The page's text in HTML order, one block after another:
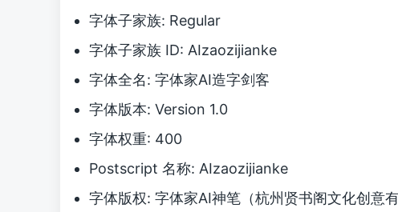
字体子家族: Regular
字体子家族 ID: AIzaozijianke
字体全名: 字体家AI造字剑客
字体版本: Version 1.0
字体权重: 400
Postscript 名称: AIzaozijianke
字体版权: 字体家AI神笔（杭州贤书阁文化创意